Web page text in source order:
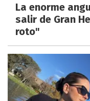
La enorme
salir de Gran
roto"